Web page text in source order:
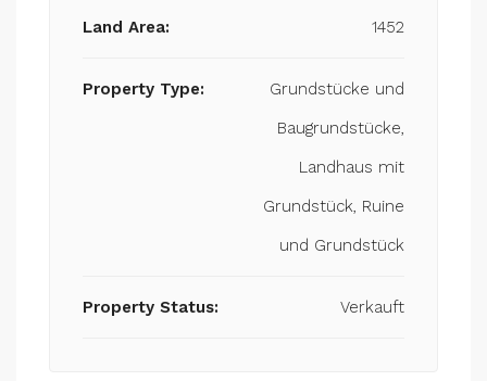
Land Area: 1452
Property Type:
Grundstücke und
Baugrundstücke,
Landhaus mit
Grundstück, Ruine
und Grundstück
Property Status: Verkauft